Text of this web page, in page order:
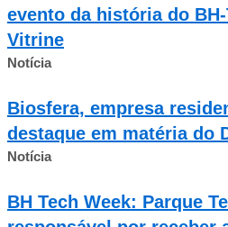
evento da história do BH-
Vitrine
Notícia
Biosfera, empresa
destaque em matéria do
Notícia
BH Tech Week: Parque